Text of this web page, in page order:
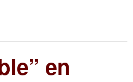
en